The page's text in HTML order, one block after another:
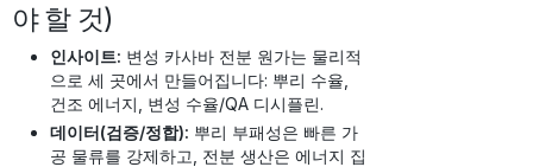
야 할 것)
인사이트: 변성 카사바 전분 원가는 물리적
으로 세 곳에서 만들어집니다: 뿌리 수율,
건조 에너지, 변성 수율/QA 디시플린.
데이터(검증/정합): 뿌리 부패성은 빠른 가
공 물류를 강제하고, 전분 생산은 에너지 집